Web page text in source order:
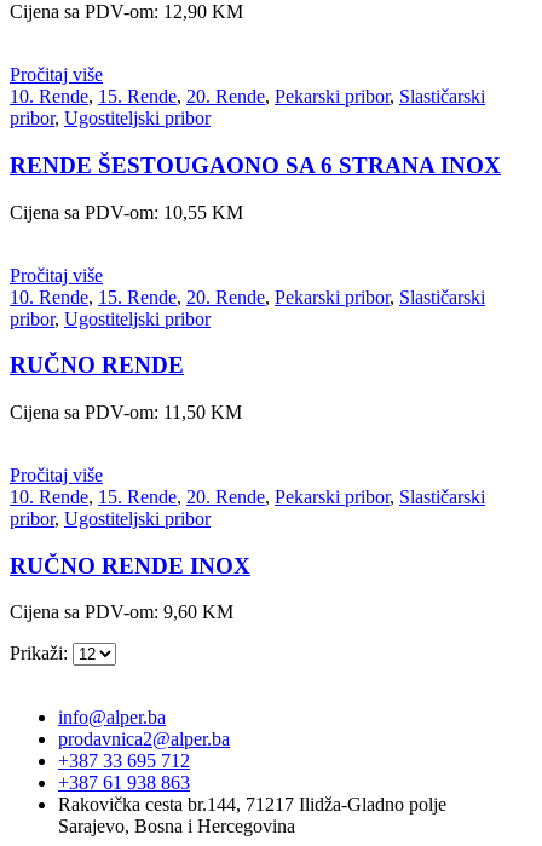
Cijena sa PDV-om: 12,90 KM
Pročitaj više
10. Rende, 15. Rende, 20. Rende, Pekarski pribor, Slastičarski
pribor, Ugostiteljski pribor
RENDE ŠESTOUGAONO SA 6 STRANA INOX
Cijena sa PDV-om: 10,55 KM
Pročitaj više
10. Rende, 15. Rende, 20. Rende, Pekarski pribor, Slastičarski
pribor, Ugostiteljski pribor
RUČNO RENDE
Cijena sa PDV-om: 11,50 KM
Pročitaj više
10. Rende, 15. Rende, 20. Rende, Pekarski pribor, Slastičarski
pribor, Ugostiteljski pribor
RUČNO RENDE INOX
Cijena sa PDV-om: 9,60 KM
Prikaži:
info@alper.ba
prodavnica2@alper.ba
+387 33 695 712
+387 61 938 863
Rakovička cesta br.144, 71217 Ilidža-Gladno polje
Sarajevo, Bosna i Hercegovina